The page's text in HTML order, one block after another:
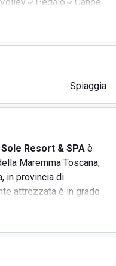
Spiaggia
Resort & SPA è
Maremma Toscana,
in provincia di
attrezzata è in grado
e alla posizione
disposizione degli